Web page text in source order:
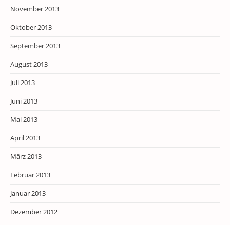
November 2013
Oktober 2013
September 2013
August 2013
Juli 2013
Juni 2013
Mai 2013
April 2013
März 2013
Februar 2013
Januar 2013
Dezember 2012